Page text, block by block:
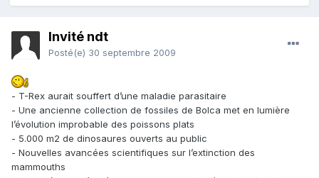
Invité ndt
Posté(e) 30 septembre 2009
- T-Rex aurait souffert d’une maladie parasitaire
- Une ancienne collection de fossiles de Bolca met en lumière
l’évolution improbable des poissons plats
- 5.000 m2 de dinosaures ouverts au public
- Nouvelles avancées scientifiques sur l’extinction des
mammouths